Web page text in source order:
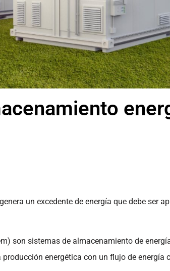
un excedente de energía que debe ser
son sistemas de almacenamiento de
energética con un flujo de energía